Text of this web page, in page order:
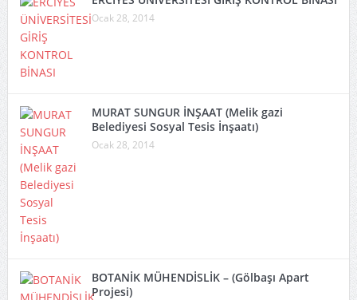
Ocak 28, 2014
MURAT SUNGUR İNŞAAT (Melik gazi
Belediyesi Sosyal Tesis İnşaatı)
Ocak 28, 2014
BOTANİK MÜHENDİSLİK – (Gölbaşı Apart
Projesi)